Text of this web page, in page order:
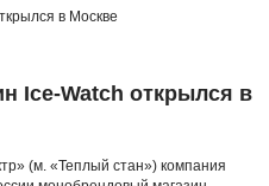
в Москве
Ice-Watch открылся в
(м. «Теплый стан») компания